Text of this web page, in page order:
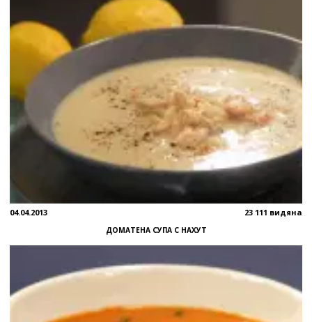
04.04.2013 23 111 видяна
ДОМАТЕНА СУПА С НАХУТ